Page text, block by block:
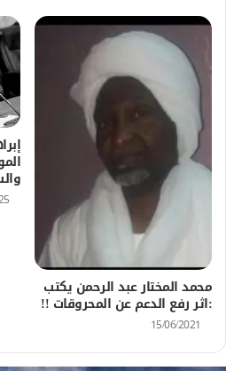
محمد المختار عبد الرحمن يكتب
:اثر رفع الدعم عن المحروقات !!
15/06/2021